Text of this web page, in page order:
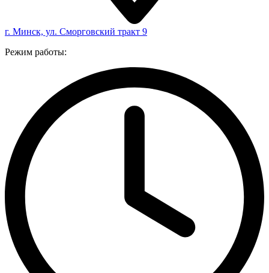
г. Минск, ул. Сморговский тракт 9
Режим работы: